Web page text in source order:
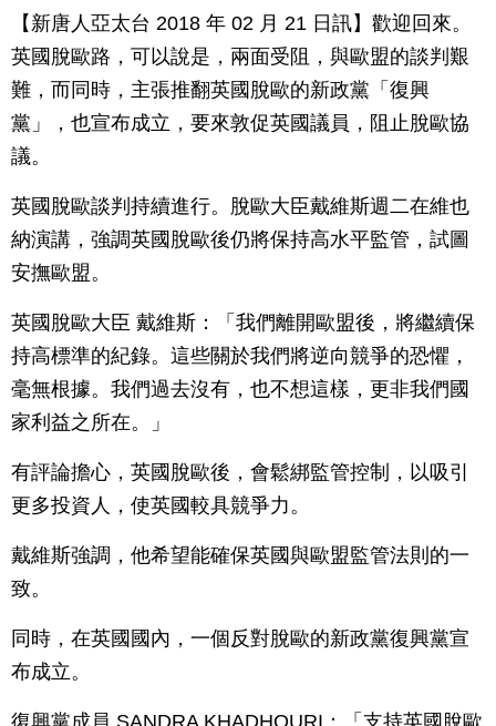
【新唐人亞太台 2018 年 02 月 21 日訊】歡迎回來。
英國脫歐路，可以說是，兩面受阻，與歐盟的談判艱
難，而同時，主張推翻英國脫歐的新政黨「復興
黨」，也宣布成立，要來敦促英國議員，阻止脫歐協
議。
英國脫歐談判持續進行。脫歐大臣戴維斯週二在維也
納演講，強調英國脫歐後仍將保持高水平監管，試圖
安撫歐盟。
英國脫歐大臣 戴維斯：「我們離開歐盟後，將繼續保
持高標準的紀錄。這些關於我們將逆向競爭的恐懼，
毫無根據。我們過去沒有，也不想這樣，更非我們國
家利益之所在。」
有評論擔心，英國脫歐後，會鬆綁監管控制，以吸引
更多投資人，使英國較具競爭力。
戴維斯強調，他希望能確保英國與歐盟監管法則的一
致。
同時，在英國國內，一個反對脫歐的新政黨復興黨宣
布成立。